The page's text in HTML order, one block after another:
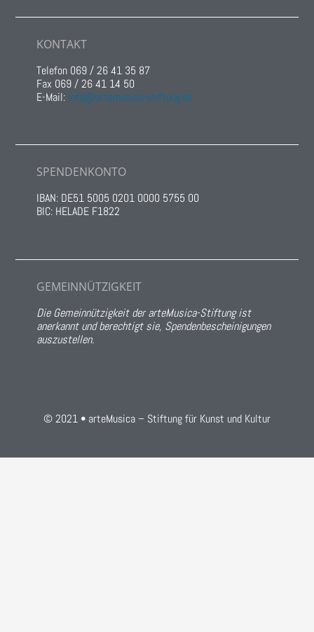
KONTAKT
Telefon 069 / 26 41 35 87
Fax 069 / 26 41 14 50
E-Mail: info@artemusica-stiftung.de
SPENDENKONTO
IBAN: DE51 5005 0201 0000 5755 00
BIC: HELADE F1822
GEMEINNÜTZIGKEIT
Die Gemeinnützigkeit der arteMusica-Stiftung ist
anerkannt und berechtigt sie, Spendenbescheinigungen
auszustellen.
© 2021 • arteMusica – Stiftung für Kunst und Kultur